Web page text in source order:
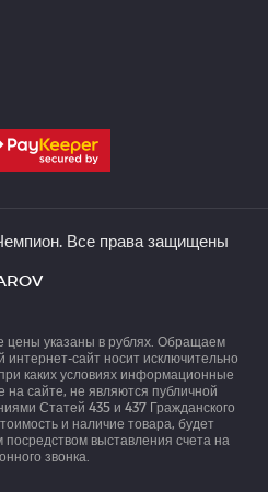
Все права защищены
цены указаны в рублях. Обращаем
сайт носит исключительно
каких условиях информационные
сайте, не являются публичной
Статей 435 и 437 Гражданского
и наличие товара, будет
выставления счета на
звонка.